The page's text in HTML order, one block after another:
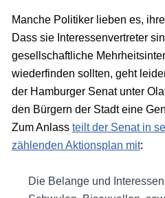
Manche Politiker lieben es,
Dass sie Interessenvertreter
gesellschaftliche
wiederfinden sollten, geht
der Hamburger Senat unter
den Bürgern der Stadt eine
Zum Anlass teilt der Senat in
zählenden Aktionsplan mit:
Die Belange und